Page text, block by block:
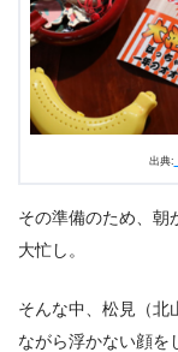
出典:
その準備のため、朝
大忙し。
そんな中、松見（北
ながら浮かない顔を